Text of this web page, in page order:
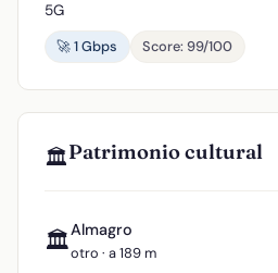
5G
🚀 1 Gbps
Score: 99/100
🏛️Patrimonio cultural
🏛️Almagro
otro · a 189 m